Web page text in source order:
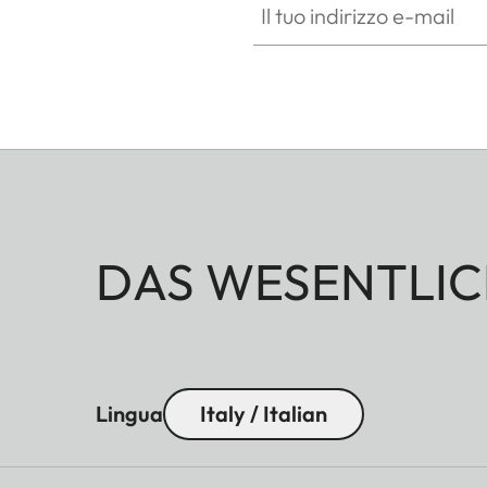
DAS
Lingua Italy / Italian